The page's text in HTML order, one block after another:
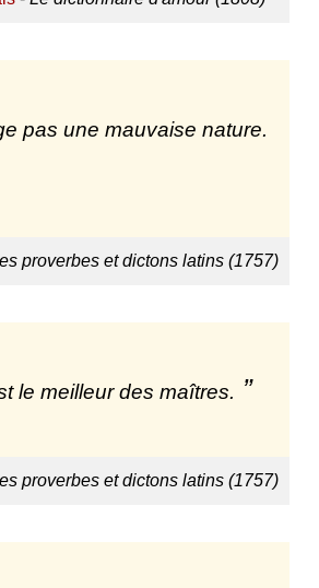
pas une mauvaise nature.
proverbes et dictons latins (1757)
le meilleur des maîtres.
proverbes et dictons latins (1757)